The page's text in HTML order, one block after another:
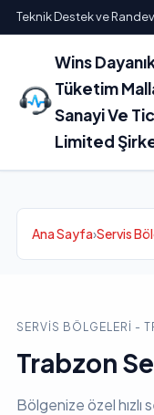
Teknik Destek ve
Wins
Tüketim
Sanayi Ve
Limited
Ana Sayfa›Servis
SERVIS BÖLGELERI -
Trabzon
Bölgenize özel hızlı